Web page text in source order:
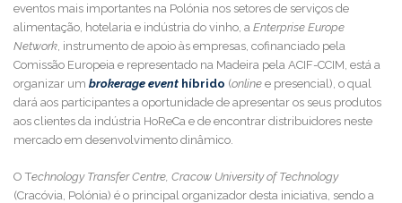
eventos mais importantes na Polónia nos setores de serviços de
alimentação, hotelaria e indústria do vinho, a Enterprise Europe
Network , instrumento de apoio às empresas, cofinanciado pela
Comissão Europeia e representado na Madeira pela ACIF-CCIM, está a
organizar um brokerage event híbrido (online e presencial), o qual
dará aos participantes a oportunidade de apresentar os seus produtos
aos clientes da indústria HoReCa e de encontrar distribuidores neste
mercado em desenvolvimento dinâmico.
O Technology Transfer Centre, Cracow University of Technology
(Cracóvia, Polónia) é o principal organizador desta iniciativa, sendo a